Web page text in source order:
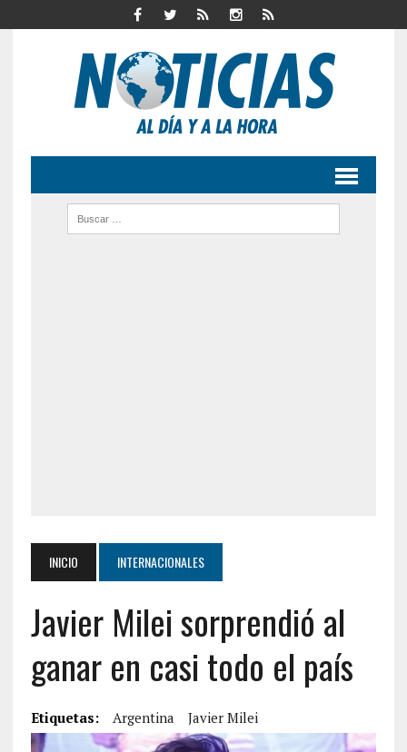
INICIO INTERNACIONALES
Javier Milei sorprendió al
ganar en casi todo el país
Etiquetas: Argentina Javier Milei